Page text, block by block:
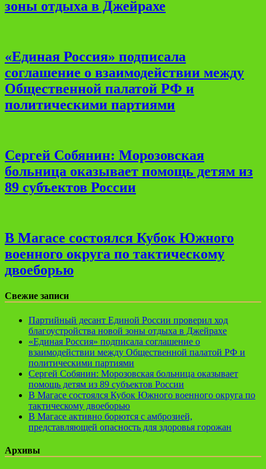
зоны отдыха в Джейрахе
«Единая Россия» подписала
соглашение о взаимодействии между
Общественной палатой РФ и
политическими партиями
Сергей Собянин: Морозовская
больница оказывает помощь детям из
89 субъектов России
В Магасе состоялся Кубок Южного
военного округа по тактическому
двоеборью
Свежие записи
Партийный десант Единой России проверил ход
благоустройства новой зоны отдыха в Джейрахе
«Единая Россия» подписала соглашение о
взаимодействии между Общественной палатой РФ и
политическими партиями
Сергей Собянин: Морозовская больница оказывает
помощь детям из 89 субъектов России
В Магасе состоялся Кубок Южного военного округа по
тактическому двоеборью
В Магасе активно борются с амброзией,
представляющей опасность для здоровья горожан
Архивы